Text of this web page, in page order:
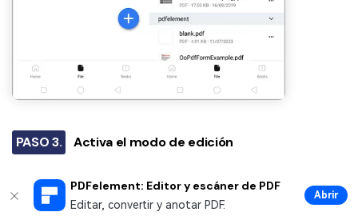
PDFelement: Editor y escáner de PDF
Editar, convertir y anotar PDF.
Abrir
PASO 3. Activa el modo de edición
edición del PDF.